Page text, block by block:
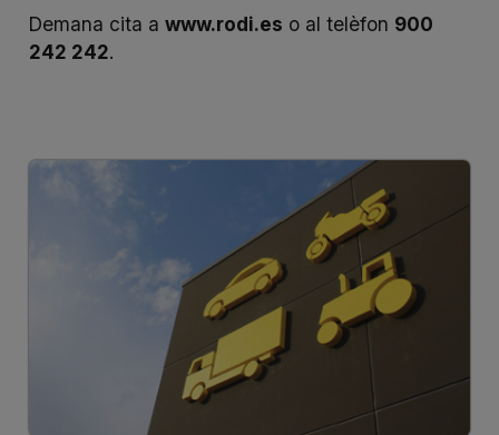
Demana cita a www.rodi.es o al telèfon 900
242 242.